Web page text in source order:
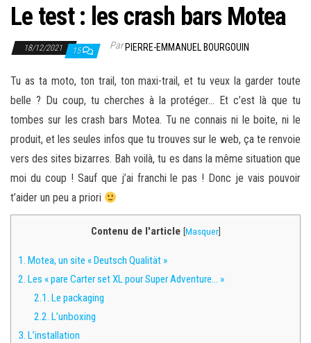
Le test : les crash bars Motea
18/12/2021 15 ParPIERRE-EMMANUEL BOURGOUIN
Tu as ta moto, ton trail, ton maxi-trail, et tu veux la garder toute
belle ? Du coup, tu cherches à la protéger… Et c’est là que tu
tombes sur les crash bars Motea. Tu ne connais ni le boite, ni le
produit, et les seules infos que tu trouves sur le web, ça te renvoie
vers des sites bizarres. Bah voilà, tu es dans la même situation que
moi du coup ! Sauf que j’ai franchi le pas ! Donc je vais pouvoir
t’aider un peu a priori
Contenu de l'article [Masquer]
1. Motea, un site « Deutsch Qualität »
2. Les « pare Carter set XL pour Super Adventure… »
2.1. Le packaging
2.2. L’unboxing
3. L’installation